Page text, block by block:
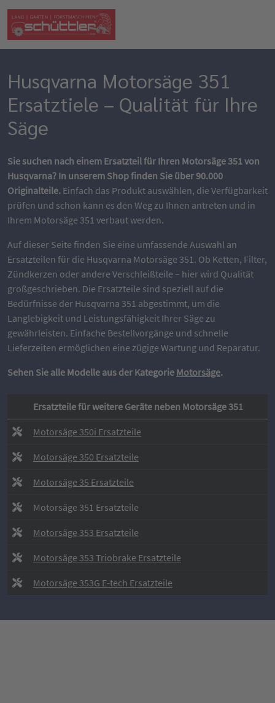
Husqvarna Motorsäge 351
Ersatztiele – Qualität für Ihre
Säge
Sie suchen nach einem Ersatzteil für Ihren Motorsäge 351 von
Husqvarna? In unserem Shop finden Sie über 90.000
Originalteile. Einfach das Produkt auswählen, die Verfügbarkeit
prüfen und schon kann es den Weg zu Ihnen antreten und in
Ihrem Motorsäge 351 verbaut werden.
Auf dieser Seite finden Sie eine umfassende Auswahl an
Ersatzteilen für die Husqvarna Motorsäge 351. Ob Ketten, Filter,
Zündkerzen oder andere Verschleißteile – hier wird Qualität
großgeschrieben. Die Ersatzteile sind speziell auf die
Bedürfnisse der Husqvarna 351 abgestimmt, um die
Langlebigkeit und Leistungsfähigkeit Ihrer Säge zu
gewährleisten. Einfache Bestellvorgänge und schnelle
Lieferzeiten ermöglichen eine zügige Wartung und Reparatur.
Sehen Sie alle Modelle aus der Kategorie Motorsäge.
Ersatzteile für weitere Geräte neben Motorsäge 351
Motorsäge 350i Ersatzteile
Motorsäge 350 Ersatzteile
Motorsäge 35 Ersatzteile
Motorsäge 351 Ersatzteile
Motorsäge 353 Ersatzteile
Motorsäge 353 Triobrake Ersatzteile
Motorsäge 353G E-tech Ersatzteile